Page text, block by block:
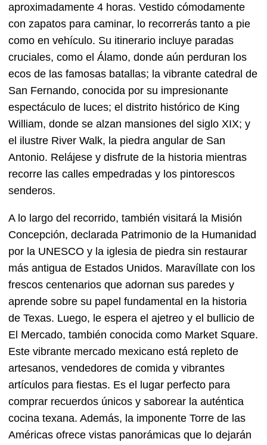
aproximadamente 4 horas. Vestido cómodamente
con zapatos para caminar, lo recorrerás tanto a pie
como en vehículo. Su itinerario incluye paradas
cruciales, como el Álamo, donde aún perduran los
ecos de las famosas batallas; la vibrante catedral de
San Fernando, conocida por su impresionante
espectáculo de luces; el distrito histórico de King
William, donde se alzan mansiones del siglo XIX; y
el ilustre River Walk, la piedra angular de San
Antonio. Relájese y disfrute de la historia mientras
recorre las calles empedradas y los pintorescos
senderos.
A lo largo del recorrido, también visitará la Misión
Concepción, declarada Patrimonio de la Humanidad
por la UNESCO y la iglesia de piedra sin restaurar
más antigua de Estados Unidos. Maravíllate con los
frescos centenarios que adornan sus paredes y
aprende sobre su papel fundamental en la historia
de Texas. Luego, le espera el ajetreo y el bullicio de
El Mercado, también conocida como Market Square.
Este vibrante mercado mexicano está repleto de
artesanos, vendedores de comida y vibrantes
artículos para fiestas. Es el lugar perfecto para
comprar recuerdos únicos y saborear la auténtica
cocina texana. Además, la imponente Torre de las
Américas ofrece vistas panorámicas que lo dejarán